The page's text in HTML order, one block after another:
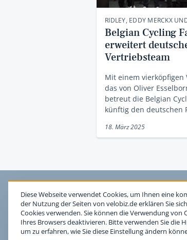
RIDLEY, EDDY MERCKX
Belgian Cycling
erweitert
Vertriebsteam
Mit einem vierköpfigen
das von Oliver
betreut die Belgian
künftig den deutschen
18. März 2025
Diese Webseite verwendet Cookies, um Ihnen eine
der Nutzung der Seiten von velobiz.de erklären Sie
Cookies verwenden. Sie können die Verwendung von
Ihres Browsers deaktivieren. Bitte verwenden Sie die
um zu erfahren, wie Sie diese Einstellung ändern